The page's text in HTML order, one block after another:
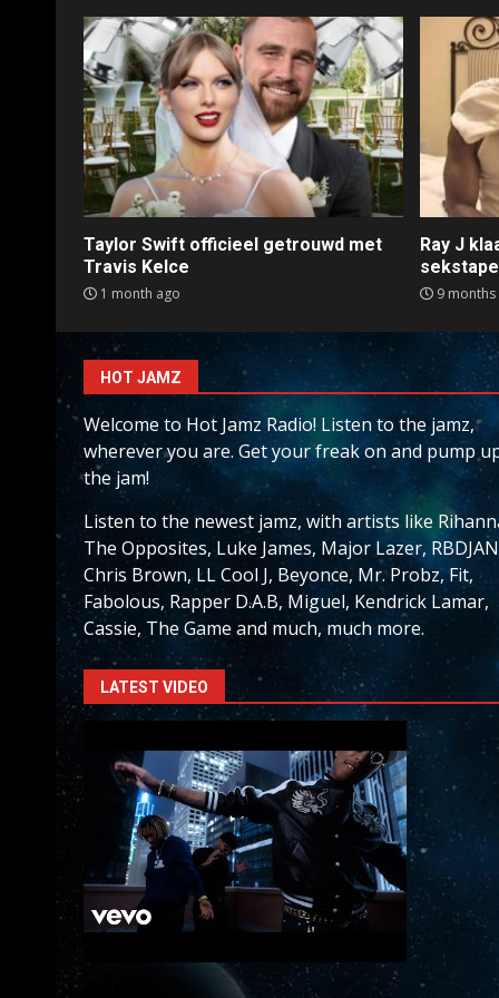
Taylor Swift officieel getrouwd met
Travis Kelce
1 month ago
Ray J
sekstape
9 months
HOT JAMZ
Welcome to Hot Jamz Radio! Listen to the jamz,
wherever you are. Get your freak on and pump
the jam!
Listen to the newest jamz, with artists like
The Opposites, Luke James, Major Lazer,
Chris Brown, LL Cool J, Beyonce, Mr. Probz, Fit,
Fabolous, Rapper D.A.B, Miguel, Kendrick Lamar,
Cassie, The Game and much, much more.
LATEST VIDEO